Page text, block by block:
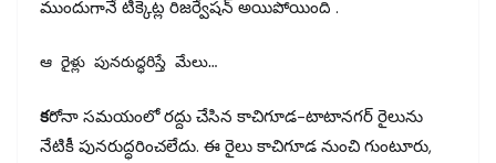
ముందుగానే టిక్కెట్ల రిజర్వేషన్‌ అయిపోయింది .
ఆ రైళ్లు పునరుద్ధరిస్తే మేలు…
కరోనా సమయంలో రద్దు చేసిన కాచిగూడ-టాటానగర్‌ రైలును
నేటికీ పునరుద్ధరించలేదు. ఈ రైలు కాచిగూడ నుంచి గుంటూరు,